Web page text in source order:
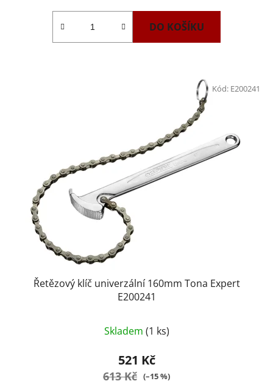
DO KOŠÍKU
Řetězový klíč univerzální 160mm Tona Expert
E200241
Skladem (1 ks)
521 Kč
613 Kč (–15 %)
Kód: E200241